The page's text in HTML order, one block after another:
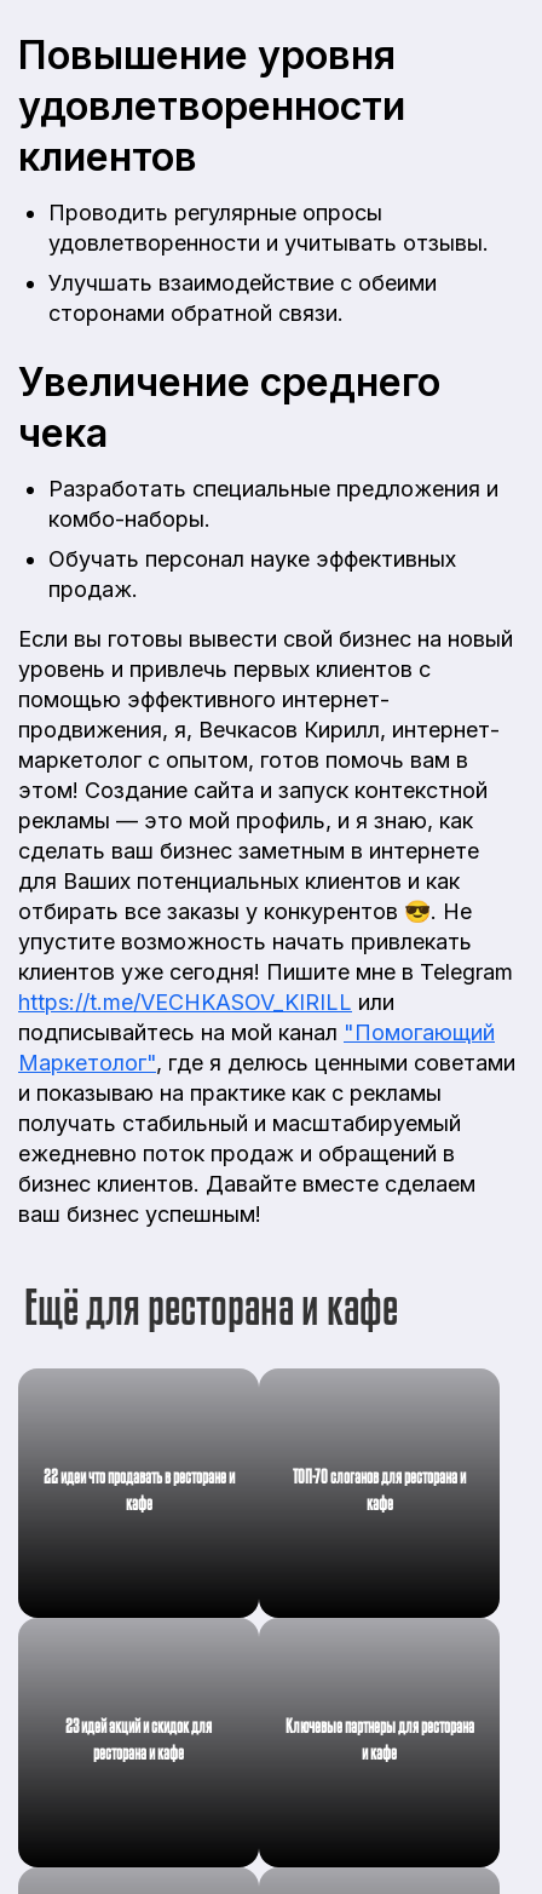
Повышение уровня
удовлетворенности
клиентов
Проводить регулярные опросы
удовлетворенности и учитывать отзывы.
Улучшать взаимодействие с обеими
сторонами обратной связи.
Увеличение среднего
чека
Разработать специальные предложения и
комбо-наборы.
Обучать персонал науке эффективных
продаж.
Если вы готовы вывести свой бизнес на новый
уровень и привлечь первых клиентов с
помощью эффективного интернет-
продвижения, я, Вечкасов Кирилл, интернет-
маркетолог с опытом, готов помочь вам в
этом! Создание сайта и запуск контекстной
рекламы — это мой профиль, и я знаю, как
сделать ваш бизнес заметным в интернете
для Ваших потенциальных клиентов и как
отбирать все заказы у конкурентов 😎. Не
упустите возможность начать привлекать
клиентов уже сегодня! Пишите мне в Telegram
https://t.me/VECHKASOV_KIRILL или
подписывайтесь на мой канал "Помогающий
Маркетолог", где я делюсь ценными советами
и показываю на практике как с рекламы
получать стабильный и масштабируемый
ежедневно поток продаж и обращений в
бизнес клиентов. Давайте вместе сделаем
ваш бизнес успешным!
Ещё для ресторана и кафе
22 идеи что продавать в ресторане и
кафе
ТОП-70 слоганов для ресторана и
кафе
23 идей акций и скидок для
ресторана и кафе
Ключевые партнеры для ресторана
и кафе